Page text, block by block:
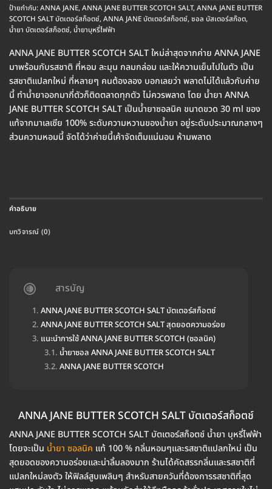
ป้ายกำกับ:ANNA JANE, ANNA JANE BUTTER SCOTCH SALT, ANNA JANE BUTTER
SCOTCH SALT บัตเตอร์สก็อตช์, ANNA JANE บัตเตอร์สก็อตช์, ซอล บัสเตอร์สก๊อต,
น้ำยา บัตเตอร์สก็อตช์, น้ำยาบุหรี่ไฟฟ้า
ANNA JANE BUTTER SCOTCH SALT ใหม่ล่าสุดจากค่าย ANNA JANE
มาพร้อมกับรสชาติ ที่หอม ละมุน กลมกล่อม และให้ความเย็นไปในตัว เป็น
รสชาติแปลกใหม่ ที่หลายๆ คนต้องลอง บอกเลยว่า พลาดไม่ได้แล้วกับค่าย
นี้ ทำน้ำยาออกมากี่ตัวก็ติดตลาดทุกตัว ไม่ควรพลาด โดย น้ำยา ANNA
JANE BUTTER SCOTCH SALT เป็นน้ำยาซอลนิค ขนาดขวด 30 ml ของ
แท้จากมาเลเซีย 100% ระดับความหวานของน้ำยา อยู่ระดับประมาณกลางๆ
ส่วนความหอมนี้ จัดได้ว่าค่ายนี้เค้าจัดเต็มแน่นอน ห้ามพลาด
คำอธิบาย
บทวิจารณ์ (0)
สารบัญ
ANNA JANE BUTTER SCOTCH SALT บัตเตอร์สก็อตช์
ANNA JANE BUTTER SCOTCH SALT สุดยอดความอร่อย
แนะนำการใช้ ANNA JANE BUTTER SCOTCH (ซอลนิค)
น้ำยาซอล ANNA JANE BUTTER SCOTCH SALT
ANNA JANE BUTTER SCOTCH
ANNA JANE BUTTER SCOTCH SALT บัตเตอร์สก็อตช์
ANNA JANE BUTTER SCOTCH SALT บัตเตอร์สก็อตช์ น้ำยา บุหรี่ไฟฟ้า
โดยจะเป็น น้ำยา ซอลนิค แท้ 100 % กลิ่นหอมๆและรสชาติแปลกใหม่ เป็น
สุดยอดของความอร่อยและน่าลิ้มลองมาก ร้านได้คัดสรรกลิ่นและรสชาติที่
แปลกใหม่ลงตัว ให้ฟิลล์สูบเพลินๆ สำหรับสายควันที่ต้องการรสชาติที่สุด